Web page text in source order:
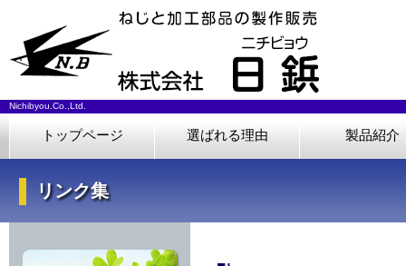
Nichibyou.Co.,Ltd.
トップページ 選ばれる理由 製品紹介
リンク集